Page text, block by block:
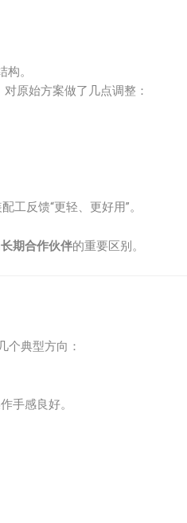
。
原始方案做了几点调整：
反馈“更轻、更好用”。
长期合作伙伴的重要区别。
个典型方向：
手感良好。